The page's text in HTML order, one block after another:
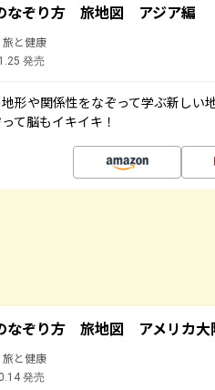
なぞり方 旅地図 アジア編
旅と健康
発売
形や関係性をなぞって学ぶ新しい
て脳もイキイキ！
なぞり方 旅地図 アメリカ大
旅と健康
発売